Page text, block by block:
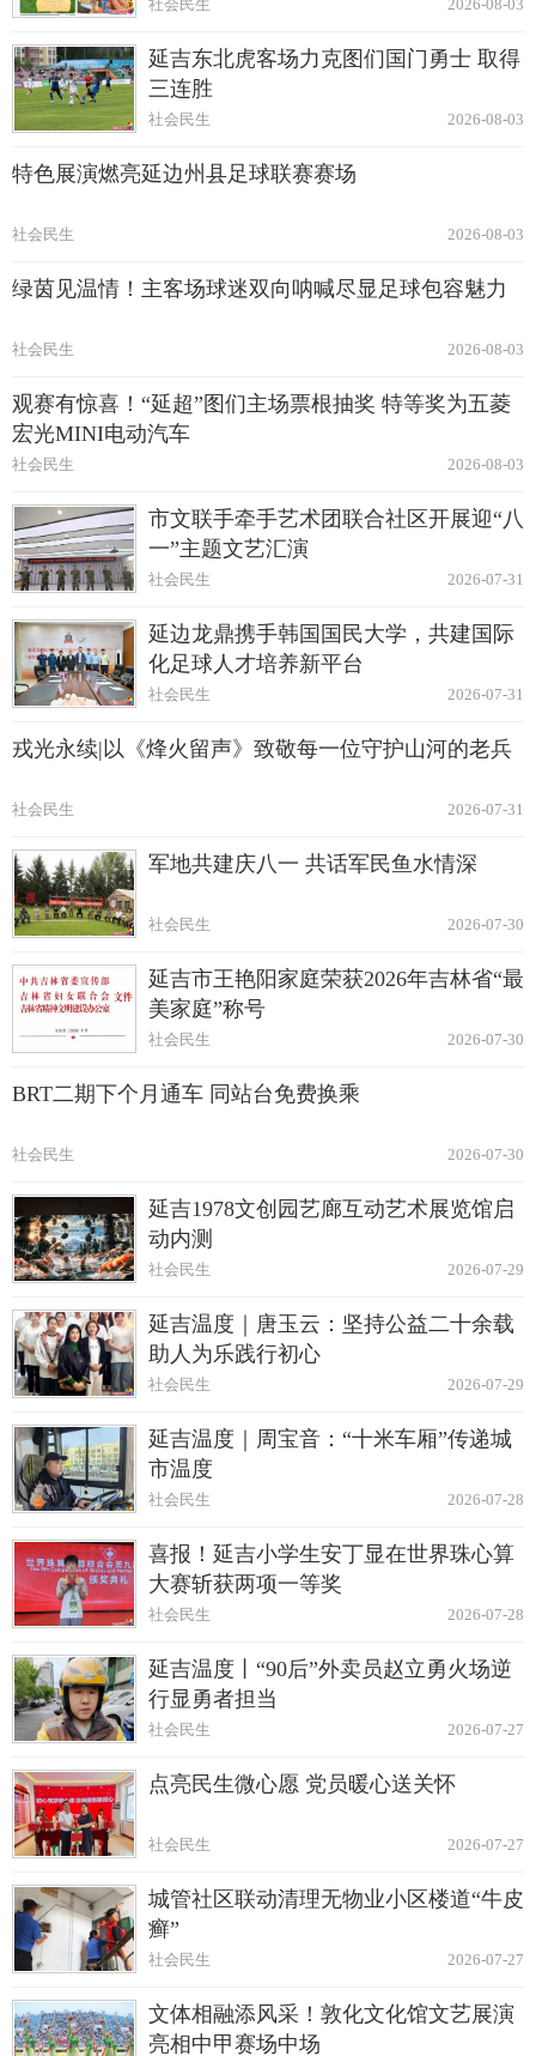
2026-08-03
社会民生
延吉东北虎客场力克图们国门勇士 取得
三连胜
2026-08-03
社会民生
特色展演燃亮延边州县足球联赛赛场
2026-08-03
社会民生
绿茵见温情！主客场球迷双向呐喊尽显足球包容魅力
2026-08-03
社会民生
观赛有惊喜！“延超”图们主场票根抽奖 特等奖为五菱
宏光MINI电动汽车
2026-08-03
社会民生
市文联手牵手艺术团联合社区开展迎“八
一”主题文艺汇演
2026-07-31
社会民生
延边龙鼎携手韩国国民大学，共建国际
化足球人才培养新平台
2026-07-31
社会民生
戎光永续|以《烽火留声》致敬每一位守护山河的老兵
2026-07-31
社会民生
军地共建庆八一 共话军民鱼水情深
2026-07-30
社会民生
延吉市王艳阳家庭荣获2026年吉林省“最
美家庭”称号
2026-07-30
社会民生
BRT二期下个月通车 同站台免费换乘
2026-07-30
社会民生
延吉1978文创园艺廊互动艺术展览馆启
动内测
2026-07-29
社会民生
延吉温度｜唐玉云：坚持公益二十余载
助人为乐践行初心
2026-07-29
社会民生
延吉温度｜周宝音：“十米车厢”传递城
市温度
2026-07-28
社会民生
喜报！延吉小学生安丁显在世界珠心算
大赛斩获两项一等奖
2026-07-28
社会民生
延吉温度丨“90后”外卖员赵立勇火场逆
行显勇者担当
2026-07-27
社会民生
点亮民生微心愿 党员暖心送关怀
2026-07-27
社会民生
城管社区联动清理无物业小区楼道“牛皮
癣”
2026-07-27
社会民生
文体相融添风采！敦化文化馆文艺展演
亮相中甲赛场中场